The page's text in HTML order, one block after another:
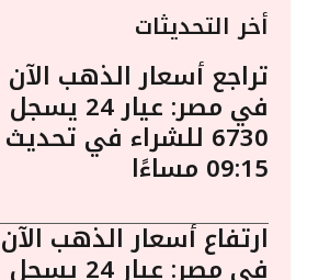
أخر التحديثات
تراجع أسعار الذهب الآن
في مصر: عيار 24 يسجل
6730 للشراء في تحديث
09:15 مساءًا
ارتفاع أسعار الذهب الآن
في مصر: عيار 24 يسجل